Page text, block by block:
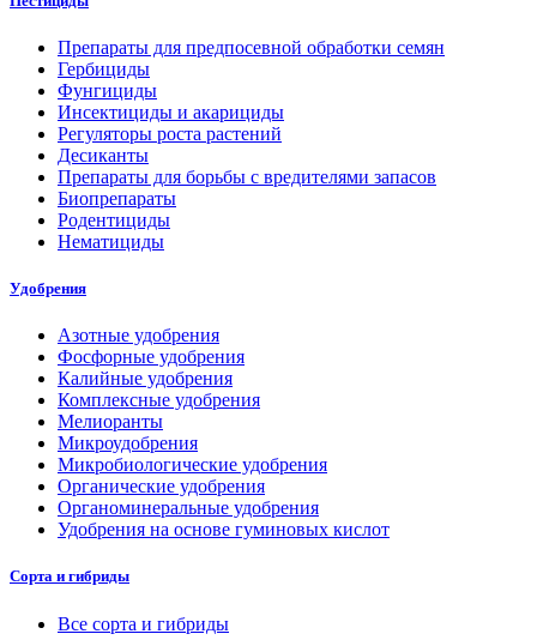
Препараты для предпосевной обработки семян
Гербициды
Фунгициды
Инсектициды и акарициды
Регуляторы роста растений
Десиканты
Препараты для борьбы с вредителями запасов
Биопрепараты
Родентициды
Нематициды
Удобрения
Азотные удобрения
Фосфорные удобрения
Калийные удобрения
Комплексные удобрения
Мелиоранты
Микроудобрения
Микробиологические удобрения
Органические удобрения
Органоминеральные удобрения
Удобрения на основе гуминовых кислот
Сорта и гибриды
Все сорта и гибриды